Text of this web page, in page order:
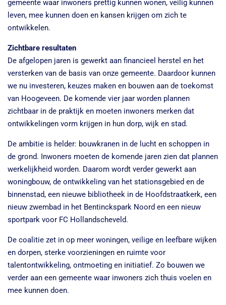
gemeente waar inwoners prettig kunnen wonen, veilig kunnen
leven, mee kunnen doen en kansen krijgen om zich te
ontwikkelen.
Zichtbare resultaten
De afgelopen jaren is gewerkt aan financieel herstel en het
versterken van de basis van onze gemeente. Daardoor kunnen
we nu investeren, keuzes maken en bouwen aan de toekomst
van Hoogeveen. De komende vier jaar worden plannen
zichtbaar in de praktijk en moeten inwoners merken dat
ontwikkelingen vorm krijgen in hun dorp, wijk en stad.
De ambitie is helder: bouwkranen in de lucht en schoppen in
de grond. Inwoners moeten de komende jaren zien dat plannen
werkelijkheid worden. Daarom wordt verder gewerkt aan
woningbouw, de ontwikkeling van het stationsgebied en de
binnenstad, een nieuwe bibliotheek in de Hoofdstraatkerk, een
nieuw zwembad in het Bentinckspark Noord en een nieuw
sportpark voor FC Hollandscheveld.
De coalitie zet in op meer woningen, veilige en leefbare wijken
en dorpen, sterke voorzieningen en ruimte voor
talentontwikkeling, ontmoeting en initiatief. Zo bouwen we
verder aan een gemeente waar inwoners zich thuis voelen en
mee kunnen doen.